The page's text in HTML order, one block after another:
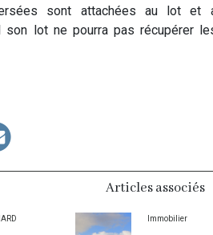
sont attachées au lot et
son lot ne pourra pas récupérer
Articles associés
Immobilier